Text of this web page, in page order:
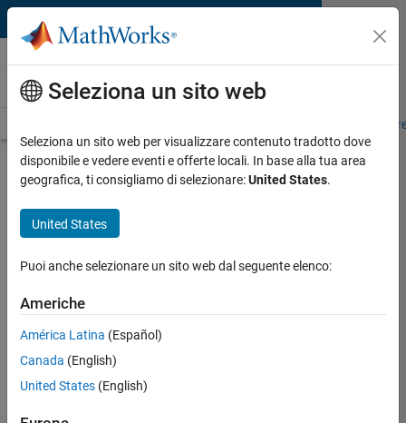
Vai al contenuto
MATLAB and Simulink
Requirements
Product Requirements &
Automated Driving Toolbox
Supported Platforms
Mac,Windows
Product Requirements
Requires MATLAB
Requires Computer Vision Toolbox
Requires Image Processing Toolbox
Seleziona un sito web
Seleziona un sito web per visualizzare contenuto tradotto dove
disponibile e vedere eventi e offerte locali. In base alla tua area
geografica, ti consigliamo di selezionare:United States.
United States
Puoi anche selezionare un sito web dal seguente elenco:
Americhe
América Latina (Español)
Canada (English)
United States (English)